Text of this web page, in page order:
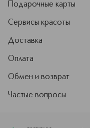
Подарочные карты
Сервисы красоты
Доставка
Оплата
Обмен и возврат
Частые вопросы